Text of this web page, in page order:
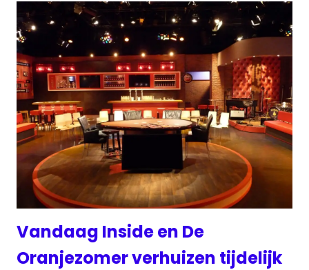
Vandaag Inside en De
Oranjezomer verhuizen tijdelijk